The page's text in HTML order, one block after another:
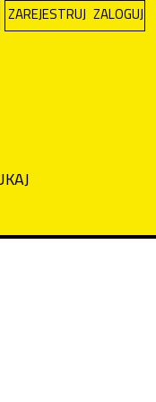
LANGUAGE. THE
ZAREJESTRUJ ZALOGUJ